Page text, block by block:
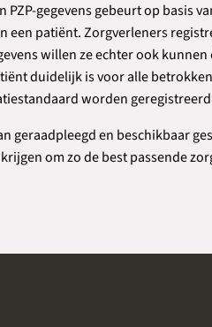
gegevens gebeurt op basis
patiënt. Zorgverleners
willen ze echter ook
duidelijk is voor alle
worden
geraadpleegd en beschikbaar
om zo de best passende